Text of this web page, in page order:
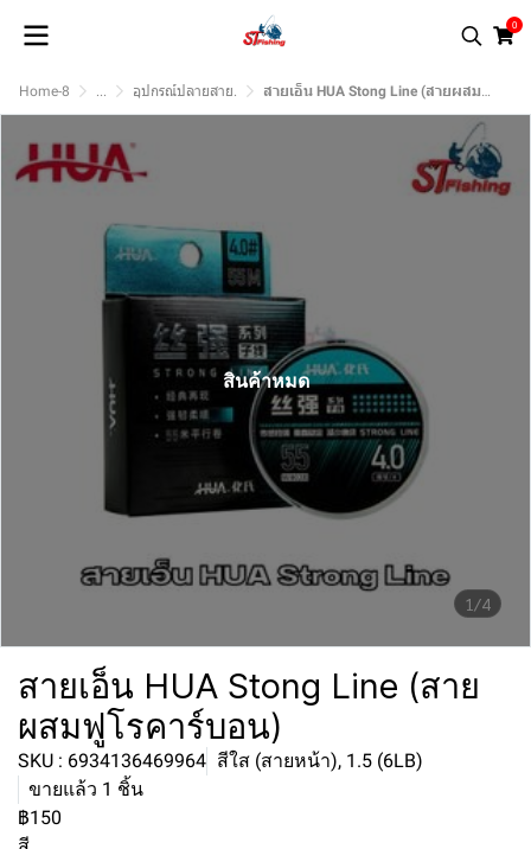
0
Home-8 ... อุปกรณ์ปลายสาย. สายเอ็น HUA Stong Line (สายผสมฟูโรคาร์บอน)
1/4
สินค้าหมด
สายเอ็น HUA Stong Line (สาย
ผสมฟูโรคาร์บอน)
SKU : 6934136469964 สีใส (สายหน้า), 1.5 (6LB)
ขายแล้ว 1 ชิ้น
฿150